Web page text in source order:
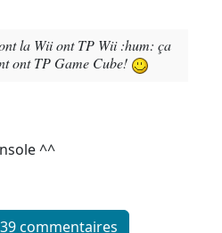
la Wii ont TP Wii :hum: ça
ont TP Game Cube!
^^
commentaires